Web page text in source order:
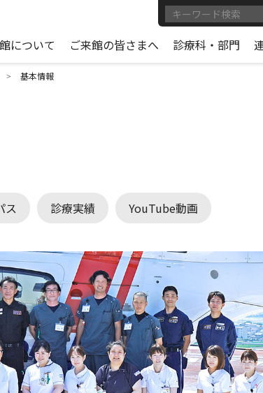
について ご来館の皆さまへ 診療科・部門
基本情報
ス 診療実績 YouTube動画